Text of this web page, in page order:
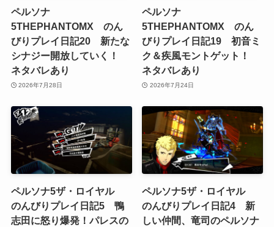
ペルソナ
5THEPHANTOMX のん
びりプレイ日記20 新たな
シナジー開放していく！
ネタバレあり
2026年7月28日
ペルソナ
5THEPHANTOMX のん
びりプレイ日記19 初音ミ
ク＆疾風モントゲット！
ネタバレあり
2026年7月24日
ペルソナ5ザ・ロイヤル
のんびりプレイ日記5 鴨
志田に怒り爆発！パレスの
ペルソナ5ザ・ロイヤル
のんびりプレイ日記4 新
しい仲間、竜司のペルソナ